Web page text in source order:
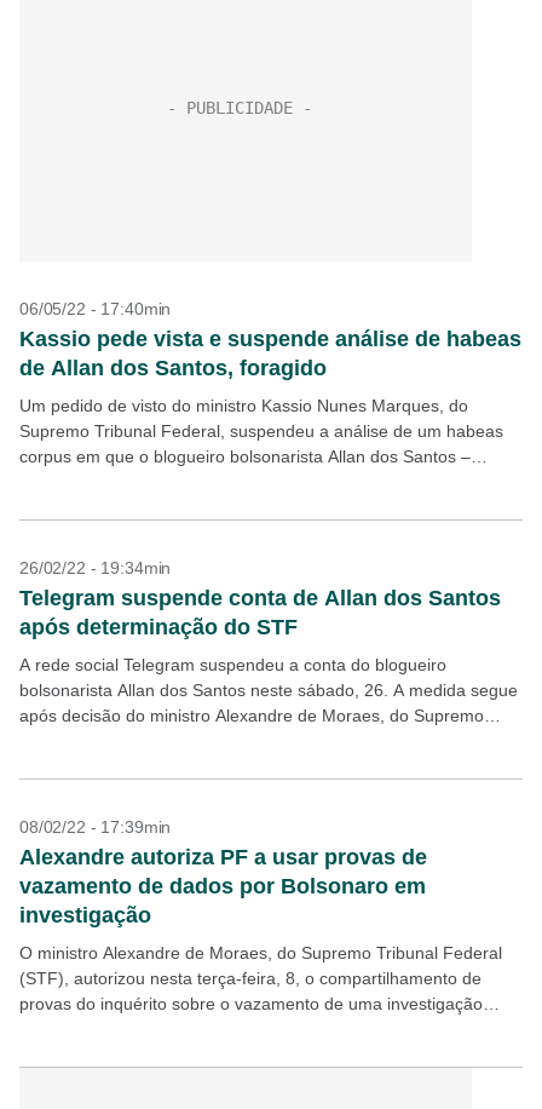
06/05/22 - 17:40min
Kassio pede vista e suspende análise de habeas
de Allan dos Santos, foragido
Um pedido de visto do ministro Kassio Nunes Marques, do
Supremo Tribunal Federal, suspendeu a análise de um habeas
corpus em que o blogueiro bolsonarista Allan dos Santos –
26/02/22 - 19:34min
Telegram suspende conta de Allan dos Santos
após determinação do STF
A rede social Telegram suspendeu a conta do blogueiro
bolsonarista Allan dos Santos neste sábado, 26. A medida segue
após decisão do ministro Alexandre de Moraes, do Supremo
08/02/22 - 17:39min
Alexandre autoriza PF a usar provas de
vazamento de dados por Bolsonaro em
investigação
O ministro Alexandre de Moraes, do Supremo Tribunal Federal
(STF), autorizou nesta terça-feira, 8, o compartilhamento de
provas do inquérito sobre o vazamento de uma investigação